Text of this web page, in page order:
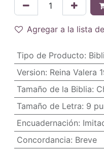
Agregar a la lista
Tipo de Producto:
Version: Reina Valera
Tamaño de la Biblia:
Tamaño de Letra: 9
Encuadernación:
Concordancia: Breve